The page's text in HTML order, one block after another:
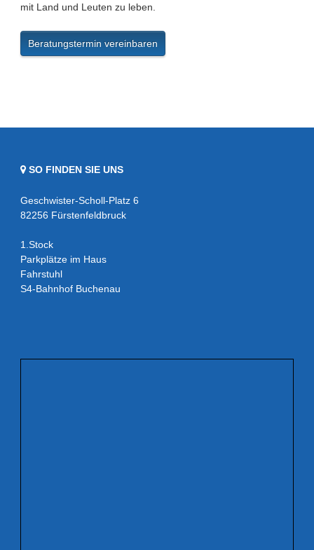
mit Land und Leuten zu leben.
Beratungstermin vereinbaren
SO FINDEN SIE UNS
Geschwister-Scholl-Platz 6
82256 Fürstenfeldbruck
1.Stock
Parkplätze im Haus
Fahrstuhl
S4-Bahnhof Buchenau